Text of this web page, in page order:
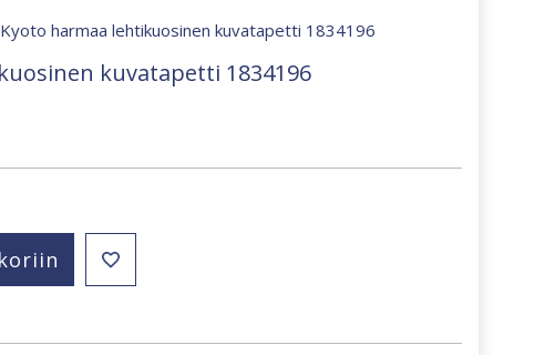
harmaa lehtikuosinen kuvatapetti 1834196
kuvatapetti 1834196